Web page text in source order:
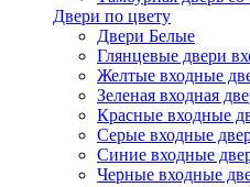
Двери по цвету
Двери Белые
Глянцевые двери
Желтые входные
Зеленая входная
Красные входные
Серые входные
Синие входные
Черные входные